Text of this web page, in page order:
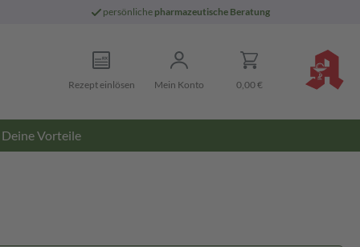
persönliche pharmazeutische Beratung
Rezept einlösen Mein Konto 0,00 €
Deine Vorteile